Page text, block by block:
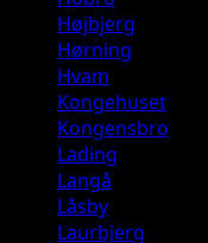
Højbjerg
Hørning
Hvam
Kongehuset
Kongensbro
Lading
Langå
Låsby
Laurbjerg